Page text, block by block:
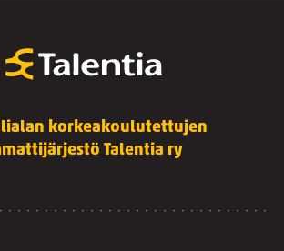
korkeakoulutettujen
Talentia ry